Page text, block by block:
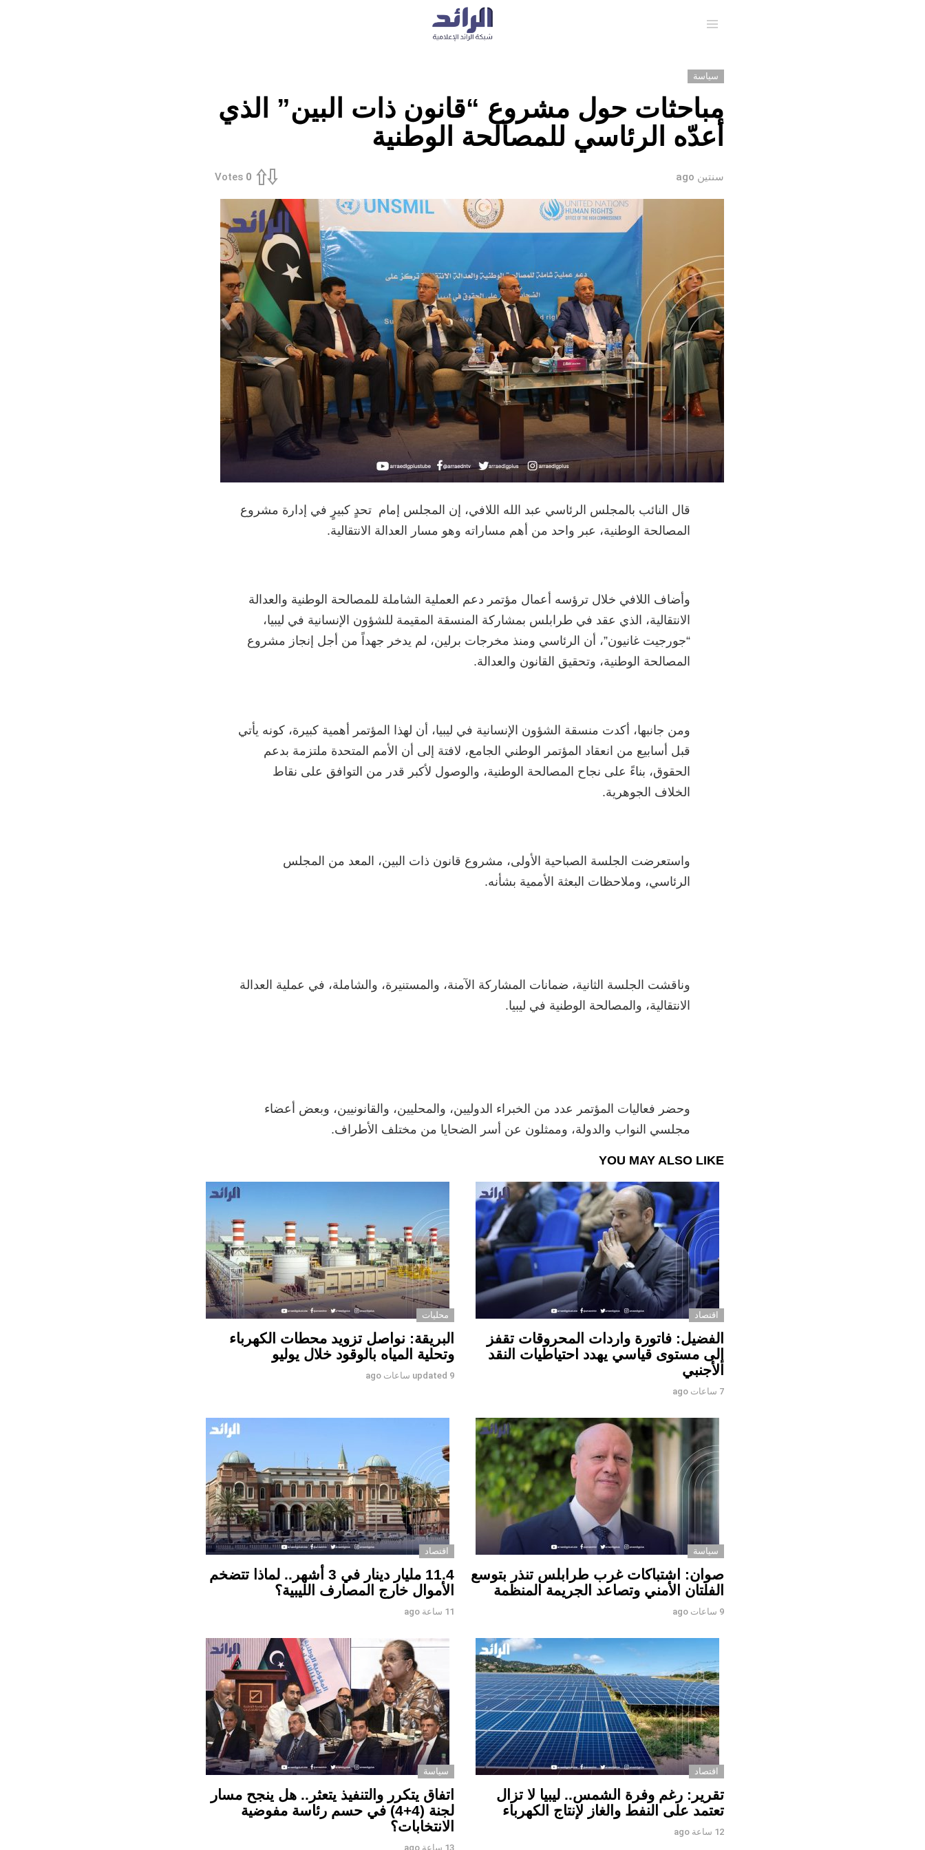
سياسة
مباحثات حول مشروع “قانون ذات البين” الذي
أعدّه الرئاسي للمصالحة الوطنية
سنتين ago 0
Votes
قال النائب بالمجلس الرئاسي عبد الله اللافي، إن المجلس إمام تحدٍ كبيرٍ في إدارة مشروع
المصالحة الوطنية، عبر واحد من أهم مساراته وهو مسار العدالة الانتقالية.
وأضاف اللافي خلال ترؤسه أعمال مؤتمر دعم العملية الشاملة للمصالحة الوطنية والعدالة
الانتقالية، الذي عقد في طرابلس بمشاركة المنسقة المقيمة للشؤون الإنسانية في ليبيا،
“جورجيت غانيون”، أن الرئاسي ومنذ مخرجات برلين، لم يدخر جهداً من أجل إنجاز مشروع
المصالحة الوطنية، وتحقيق القانون والعدالة.
ومن جانبها، أكدت منسقة الشؤون الإنسانية في ليبيا، أن لهذا المؤتمر أهمية كبيرة، كونه يأتي
قبل أسابيع من انعقاد المؤتمر الوطني الجامع، لافتة إلى أن الأمم المتحدة ملتزمة بدعم
الحقوق، بناءً على نجاح المصالحة الوطنية، والوصول لأكبر قدر من التوافق على نقاط
الخلاف الجوهرية.
واستعرضت الجلسة الصباحية الأولى، مشروع قانون ذات البين، المعد من المجلس
الرئاسي، وملاحظات البعثة الأممية بشأنه.
وناقشت الجلسة الثانية، ضمانات المشاركة الآمنة، والمستنيرة، والشاملة، في عملية العدالة
الانتقالية، والمصالحة الوطنية في ليبيا.
وحضر فعاليات المؤتمر عدد من الخبراء الدوليين، والمحليين، والقانونيين، وبعض أعضاء
مجلسي النواب والدولة، وممثلون عن أسر الضحايا من مختلف الأطراف.
YOU MAY ALSO LIKE
اقتصاد
الفضيل: فاتورة واردات المحروقات تقفز
إلى مستوى قياسي يهدد احتياطيات النقد
الأجنبي
7 ساعات ago
محليات
البريقة: نواصل تزويد محطات الكهرباء
وتحلية المياه بالوقود خلال يوليو
updated 9 ساعات ago
سياسة
صوان: اشتباكات غرب طرابلس تنذر بتوسع
الفلتان الأمني وتصاعد الجريمة المنظمة
9 ساعات ago
اقتصاد
11.4 مليار دينار في 3 أشهر.. لماذا تتضخم
الأموال خارج المصارف الليبية؟
11 ساعة ago
اقتصاد
تقرير: رغم وفرة الشمس.. ليبيا لا تزال
تعتمد على النفط والغاز لإنتاج الكهرباء
12 ساعة ago
سياسة
اتفاق يتكرر والتنفيذ يتعثر.. هل ينجح مسار
لجنة (4+4) في حسم رئاسة مفوضية
الانتخابات؟
13 ساعة ago